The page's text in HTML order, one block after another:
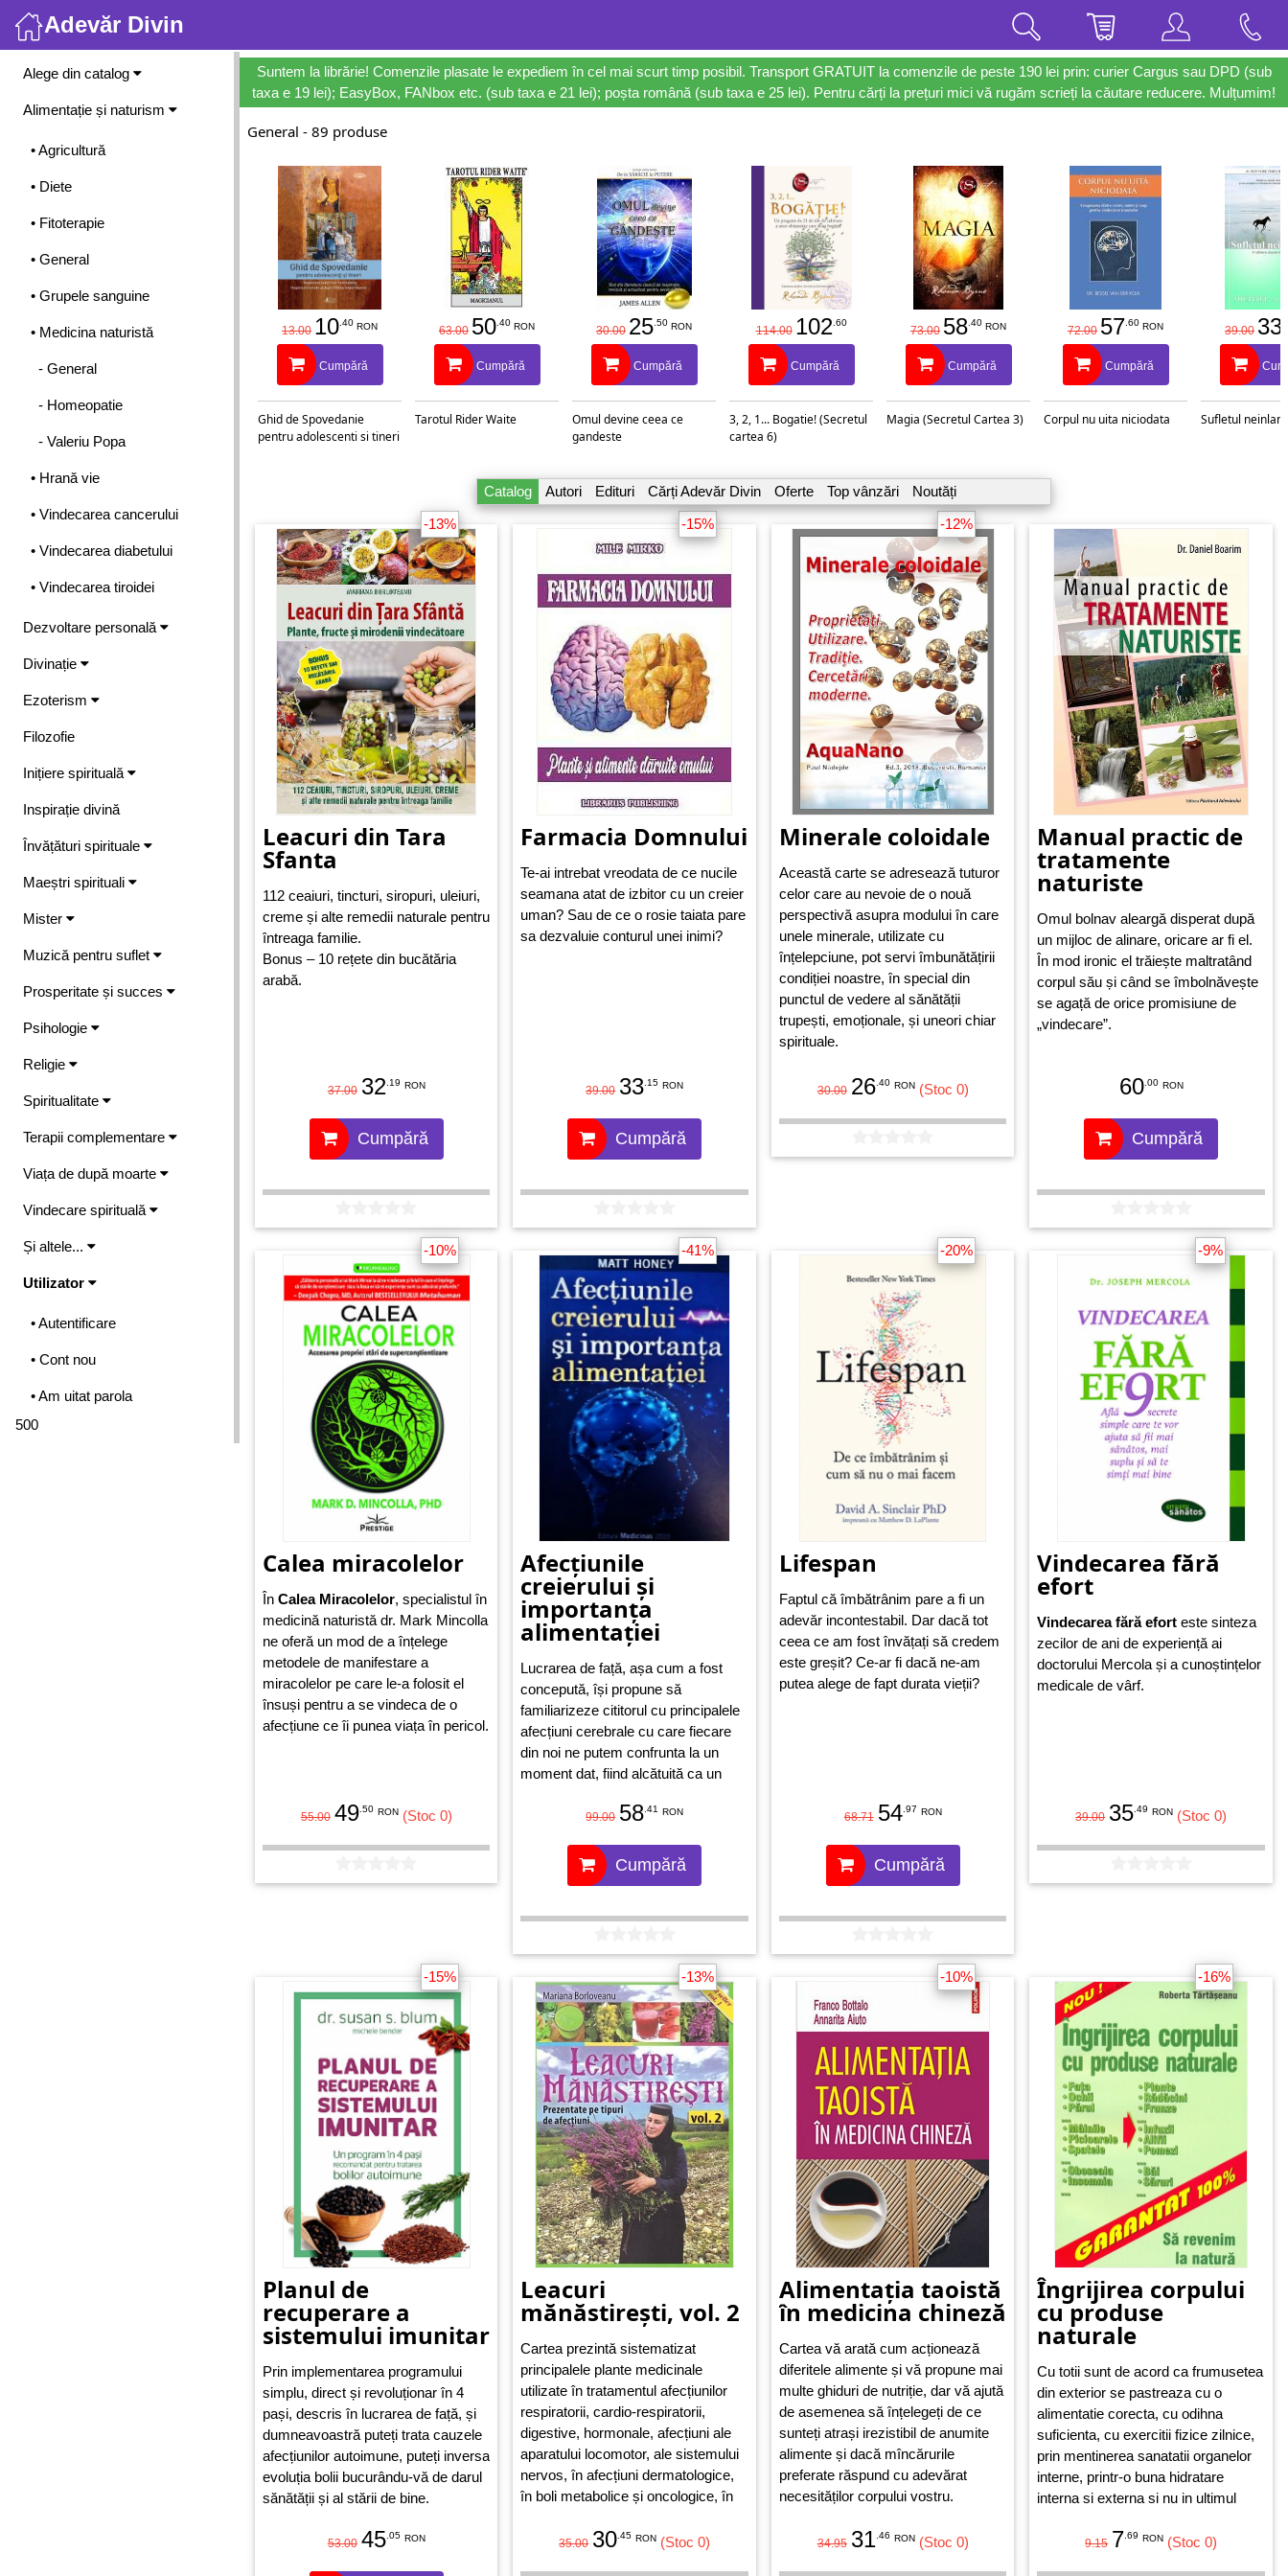
Adevăr Divin
Meniu
Alege din catalog
Alimentație și naturism
• Agricultură
• Diete
• Fitoterapie
• General
• Grupele sanguine
• Medicina naturistă
- General
- Homeopatie
- Valeriu Popa
• Hrană vie
• Vindecarea cancerului
• Vindecarea diabetului
• Vindecarea tiroidei
Dezvoltare personală
Divinație
Ezoterism
Filozofie
Inițiere spirituală
Inspirație divină
Învățături spirituale
Maeștri spirituali
Mister
Muzică pentru suflet
Prosperitate și succes
Psihologie
Religie
Spiritualitate
Terapii complementare
Viața de după moarte
Vindecare spirituală
Și altele...
Utilizator
• Autentificare
• Cont nou
• Am uitat parola
500
Suntem la librărie! Comenzile plasate le expediem în cel mai scurt timp posibil. Transport GRATUIT la comenzile de peste 190 lei prin: curier Cargus sau DPD (sub
taxa e 19 lei); EasyBox, FANbox etc. (sub taxa e 21 lei); poșta română (sub taxa e 25 lei). Pentru cărți la prețuri mici vă rugăm scrieți la căutare reducere. Mulțumim!
General - 89 produse
13.00 10 .40 RON
Cumpără
Ghid de Spovedanie
pentru adolescenti si tineri
63.00 50 .40 RON
Cumpără
Tarotul Rider Waite
30.00 25 .50 RON
Cumpără
Omul devine ceea ce
gandeste
114.00 102 .60
Cumpără
3, 2, 1... Bogatie! (Secretul
cartea 6)
73.00 58 .40 RON
Cumpără
Magia (Secretul Cartea 3)
72.00 57 .60 RON
Cumpără
Corpul nu uita niciodata
39.00 33
Sufletul
Catalog Autori Edituri Cărți Adevăr Divin Oferte Top vânzări
Noutăți
-13%
Leacuri din Tara
Sfanta
112 ceaiuri, tincturi, siropuri, uleiuri,
creme și alte remedii naturale pentru
întreaga familie.
Bonus – 10 rețete din bucătăria
arabă.
37.00 32 .19 RON
Cumpără
-15%
Farmacia Domnului
Te-ai intrebat vreodata de ce nucile
seamana atat de izbitor cu un creier
uman? Sau de ce o rosie taiata pare
sa dezvaluie conturul unei inimi?
39.00 33 .15 RON
Cumpără
-12%
Minerale coloidale
Această carte se adresează tuturor
celor care au nevoie de o nouă
perspectivă asupra modului în care
unele minerale, utilizate cu
înțelepciune, pot servi îmbunătățirii
condiției noastre, în special din
punctul de vedere al sănătății
trupești, emoționale, și uneori chiar
spirituale.
30.00 26 .40 RON (Stoc 0)
Manual practic de
tratamente
naturiste
Omul bolnav aleargă disperat după
un mijloc de alinare, oricare ar fi el.
În mod ironic el trăiește maltratând
corpul său și când se îmbolnăvește
se agață de orice promisiune de
„vindecare”.
60.00 RON
Cumpără
-10%
Calea miracolelor
În Calea Miracolelor, specialistul în
medicină naturistă dr. Mark Mincolla
ne oferă un mod de a înțelege
metodele de manifestare a
miracolelor pe care le-a folosit el
însuși pentru a se vindeca de o
afecțiune ce îi punea viața în pericol.
55.00 49.50 RON (Stoc 0)
-41%
Afecțiunile
creierului și
importanța
alimentației
Lucrarea de față, așa cum a fost
concepută, își propune să
familiarizeze cititorul cu principalele
afecțiuni cerebrale cu care fiecare
din noi ne putem confrunta la un
moment dat, fiind alcătuită ca un
atât originea de bază a afecțiunilor
care acestea se pot recunoaște.
99.00 58 .41 RON
Cumpără
-20%
Lifespan
Faptul că îmbătrânim pare a fi un
adevăr incontestabil. Dar dacă tot
ceea ce am fost învățați să credem
este greșit? Ce-ar fi dacă ne-am
putea alege de fapt durata vieții?
68.71 54 .97 RON
Cumpără
-9%
Vindecarea fără
efort
Vindecarea fără efort este sinteza
zecilor de ani de experiență ai
doctorului Mercola și a cunoștințelor
medicale de vârf.
39.00 35 .49 RON (Stoc 0)
-15%
Planul de
recuperare a
sistemului imunitar
Prin implementarea programului
simplu, direct și revoluționar în 4
pași, descris în lucrarea de față, și
dumneavoastră puteți trata cauzele
afecțiunilor autoimune, puteți inversa
evoluția bolii bucurându-vă de darul
sănătății și al stării de bine.
53.00 45 .05 RON
-13%
Leacuri
mănăstirești, vol. 2
Cartea prezintă sistematizat
principalele plante medicinale
utilizate în tratamentul afecțiunilor
respiratorii, cardio-respiratorii,
digestive, hormonale, afecțiuni ale
aparatului locomotor, ale sistemului
nervos, în afecțiuni dermatologice,
în boli metabolice și oncologice, în
35.00 30 .45 RON (Stoc 0)
-10%
Alimentația taoistă
în medicina chineză
Cartea vă arată cum acționează
diferitele alimente și vă propune mai
multe ghiduri de nutriție, dar vă ajută
de asemenea să înțelegeți de ce
sunteți atrași irezistibil de anumite
alimente și dacă mîncărurile
preferate răspund cu adevărat
necesităților corpului vostru.
34.95 31 .46 RON (Stoc 0)
-16%
Îngrijirea corpului
cu produse
naturale
Cu totii sunt de acord ca frumusetea
din exterior se pastreaza cu o
alimentatie corecta, cu odihna
suficienta, cu exercitii fizice zilnice,
prin mentinerea sanatatii organelor
interne, printr-o buna hidratare
interna si externa si nu in ultimul
ingrijire corporala corespunzatoare.
9.15 7 .69 RON (Stoc 0)